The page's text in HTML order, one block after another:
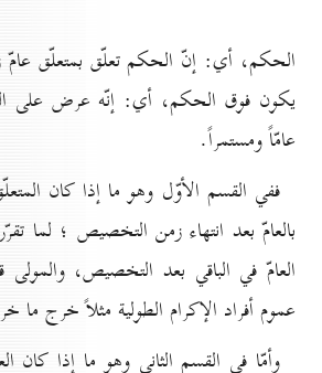
الحكم، أي: إنّ الحكم تعلّق بمتعلّق عامّ
يكون فوق الحكم، أي: إنّه عرض على
عامّاً ومستمراً.
ففي القسم الأوّل وهو ما إذا كان
بالعامّ بعد انتهاء زمن التخصيص ؛ لما
العامّ في الباقي بعد التخصيص،
عموم أفراد الإكرام الطولية مثلاً خرج ما
وأمّا في القسم الثاني وهو ما إذا كان